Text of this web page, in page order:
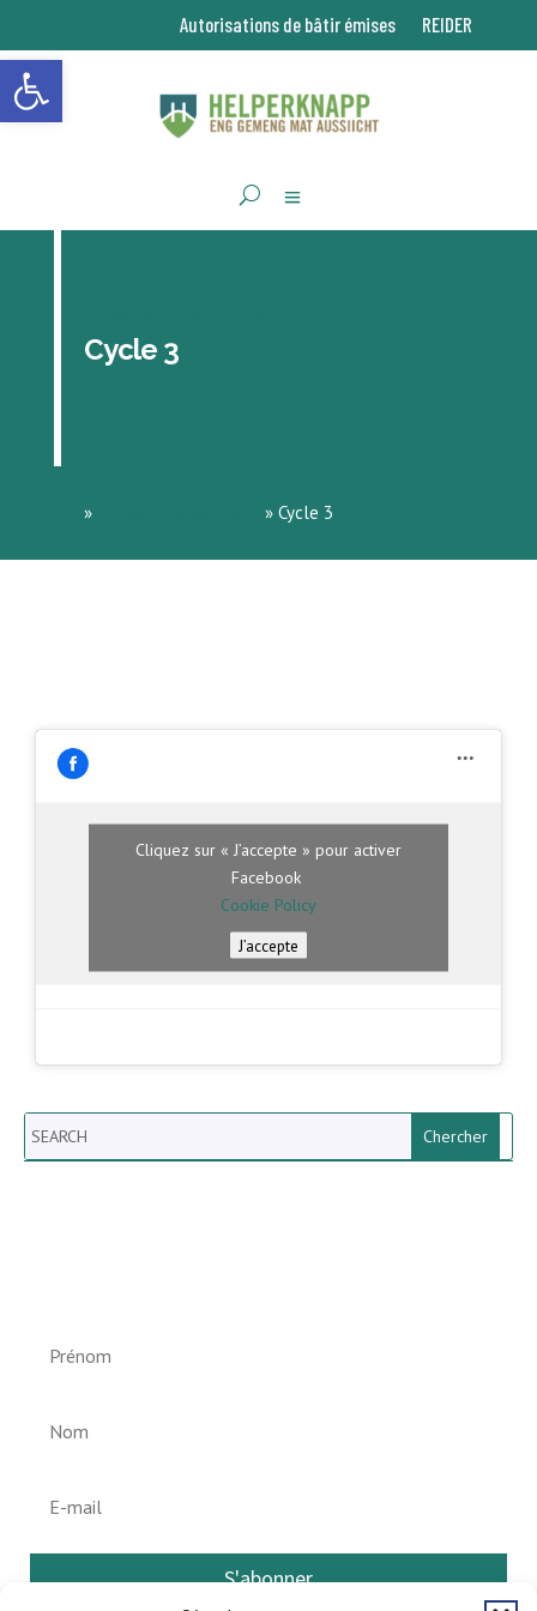
Ouvrir la barre d’outils
Autorisations de bâtir émises REIDER
Cycle 3
» » Cycle 3
Cliquez sur « J’accepte » pour activer
Facebook
Cookie Policy
J’accepte
Search
S'abonner